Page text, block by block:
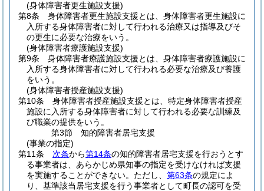
(身体障害者更生施設支援)
第8条
身体障害者更生施設支援とは、身体障害者更生施設に
入所する身体障害者に対して行われる治療又は指導及びそ
の更生に必要な治療をいう。
(身体障害者療護施設支援)
第9条
身体障害者療護施設支援とは、身体障害者療護施設に
入所する身体障害者に対して行われる必要な治療及び養護
をいう。
(身体障害者授産施設支援)
第10条
身体障害者授産施設支援とは、特定身体障害者授産
施設に入所する身体障害者に対して行われる必要な訓練及
び職業の提供をいう。
第3節
知的障害者居宅支援
(事業の指定)
第11条
次条から第14条の知的障害者居宅支援を行おうとす
る事業者は、あらかじめ県知事の指定を受けなければ支援
を実施することができない。 ただし、 第63条の規定によ
り、基準該当居宅支援を行う事業者として町長の認可を受